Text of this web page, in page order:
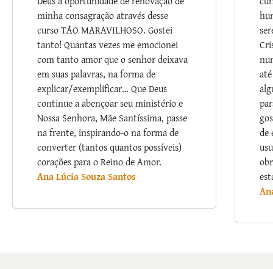
minha consagração através desse
curso TÃO MARAVILHOSO. Gostei
tanto! Quantas vezes me emocionei
com tanto amor que o senhor deixava
em suas palavras, na forma de
explicar/exemplificar… Que Deus
continue a abençoar seu ministério e
Nossa Senhora, Mãe Santíssima, passe
na frente, inspirando-o na forma de
converter (tantos quantos possíveis)
corações para o Reino de Amor.
Ana Lúcia Souza Santos
de